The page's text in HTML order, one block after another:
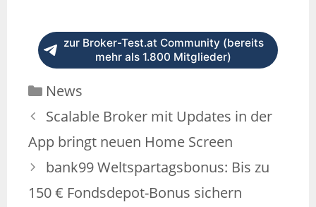
zur Broker-Test.at Community (bereits
mehr als 1.800 Mitglieder)
News
Scalable Broker mit Updates in der
App bringt neuen Home Screen
bank99 Weltspartagsbonus: Bis zu
150 € Fondsdepot-Bonus sichern